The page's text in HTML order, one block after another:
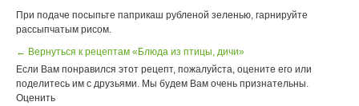
При подаче посыпьте паприкаш рубленой зеленью, гарнируйте
рассыпчатым рисом.
← Вернуться к рецептам «Блюда из птицы, дичи»
Если Вам понравился этот рецепт, пожалуйста, оцените его или
поделитесь им с друзьями. Мы будем Вам очень признательны.
Оценить